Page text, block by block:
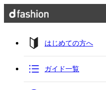
はじめての方へ
ガイド一覧